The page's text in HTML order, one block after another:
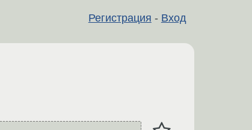
Регистрация - Вход